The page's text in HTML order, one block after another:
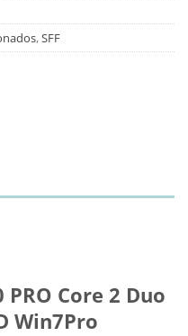
,SFF
PRO Core 2 Duo
Win7Pro